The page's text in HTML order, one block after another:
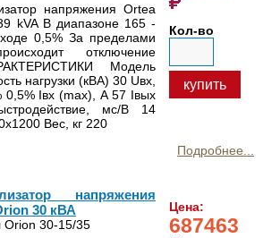
Кол-во
купить
напряжения Ortea
kVA В диапазоне 165 -
0,5% За пределами
отключение
Модель
нагрузки (кВА) 30 Uвх,
0,5% Iвх (max), А 57 Iвых
мс/В 14
Вес, кг 220
Подробнее...
Цена:
687463
напряжения
30 кВА
Orion 30-15/35